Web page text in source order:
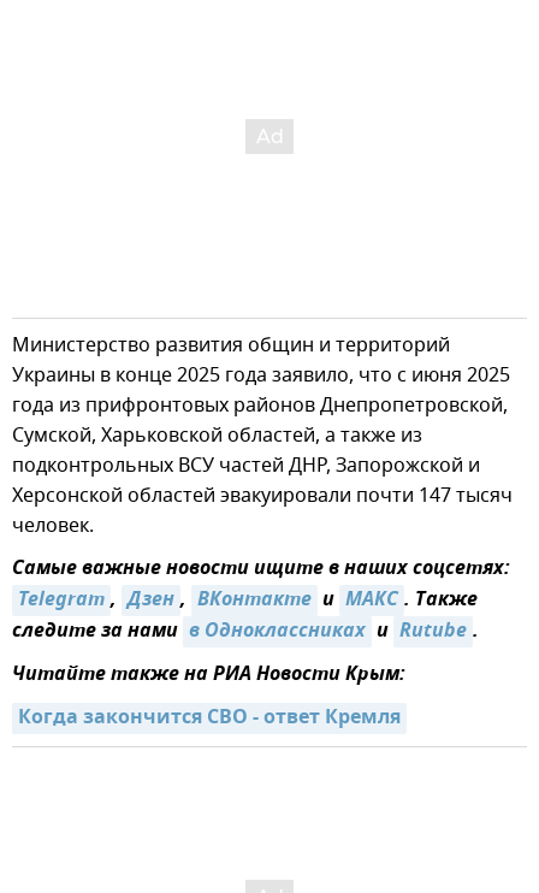
Министерство развития общин и территорий
Украины в конце 2025 года заявило, что с июня 2025
года из прифронтовых районов Днепропетровской,
Сумской, Харьковской областей, а также из
подконтрольных ВСУ частей ДНР, Запорожской и
Херсонской областей эвакуировали почти 147 тысяч
человек.
Самые важные новости ищите в наших соцсетях:
Telegram, Дзен, ВКонтакте и МАКС. Также
следите за нами в Одноклассниках и Rutube.
Читайте также на РИА Новости Крым:
Когда закончится СВО - ответ Кремля